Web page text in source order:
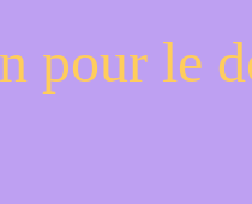
pour le